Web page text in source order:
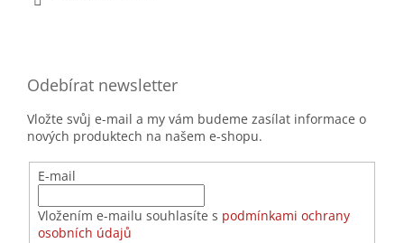
Odebírat newsletter
Vložte svůj e-mail a my vám budeme zasílat informace o
nových produktech na našem e-shopu.
E-mail
Vložením e-mailu souhlasíte s podmínkami ochrany
osobních údajů